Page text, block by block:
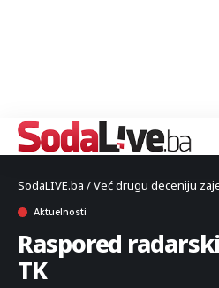
SodaLIVE.ba / Već drugu deceniju
Aktuelnosti
Raspored
TK